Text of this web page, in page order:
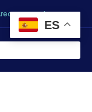
personal
ES